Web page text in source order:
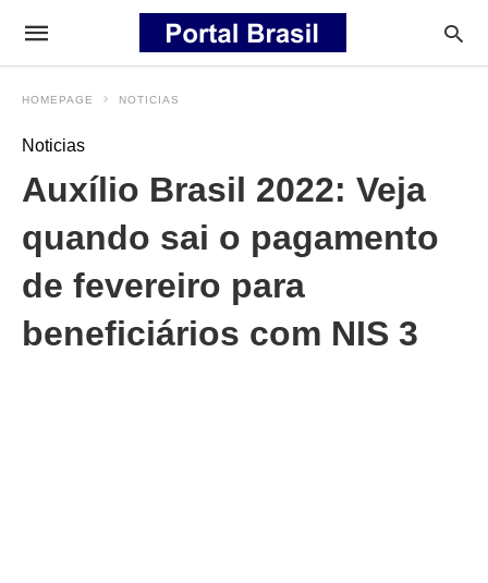
HOMEPAGE NOTICIAS
Noticias
Auxílio Brasil 2022: Veja
quando sai o pagamento
de fevereiro para
beneficiários com NIS 3